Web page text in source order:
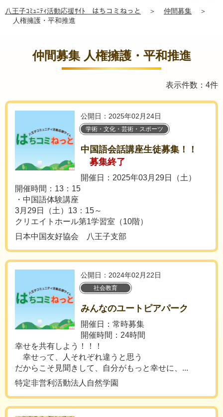
八王子ｺﾐｭﾆﾃｨ活動応援ｻｲﾄ はちコミねっと ＞ 仲間募集
＞
人権擁護・平和推進
仲間募集 人権擁護・平和推進
表示件数：4件
公開日：2025年02月24日
学術・文化・芸術・スポーツ
中国語会話講座生徒募集！！
募集終了
開催日：2025年03月29日（土）
開催時間：13：15
・中国語体験講座
3月29日（土）13：15～
クリエイトホール第1学習室（10階）
日本中国友好協会 八王子支部
公開日：2024年02月22日
社会教育
みんなのユートピアパーク
開催日：常時募集
開催時間：24時間
幸せを共有しよう！！！
幸せって、人それぞれ違うと思う
だからこそ見聞きして、自分がもっと幸せに、...
特定非営利活動法人自然学園